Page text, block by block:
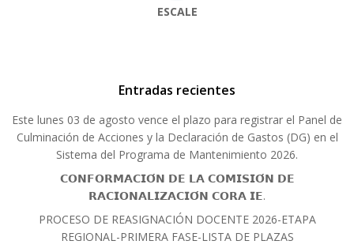
ESCALE
Entradas recientes
Este lunes 03 de agosto vence el plazo para registrar el Panel de
Culminación de Acciones y la Declaración de Gastos (DG) en el
Sistema del Programa de Mantenimiento 2026.
𝗖𝗢𝗡𝗙𝗢𝗥𝗠𝗔𝗖𝗜𝗢́𝗡 𝗗𝗘 𝗟𝗔 𝗖𝗢𝗠𝗜𝗦𝗜𝗢́𝗡 𝗗𝗘
𝗥𝗔𝗖𝗜𝗢𝗡𝗔𝗟𝗜𝗭𝗔𝗖𝗜𝗢́𝗡 𝗖𝗢𝗥𝗔 𝗜𝗘.
PROCESO DE REASIGNACIÓN DOCENTE 2026-ETAPA
REGIONAL-PRIMERA FASE-LISTA DE PLAZAS